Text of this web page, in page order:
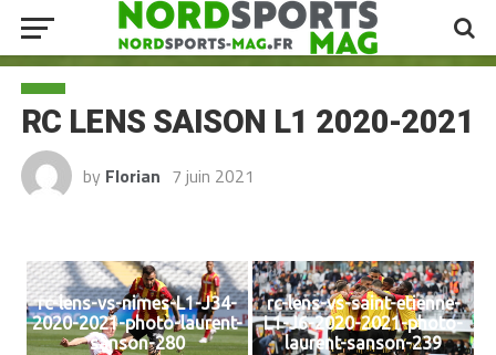
RC LENS SAISON L1 2020-2021
by Florian 7 juin 2021
rc-lens-vs-nimes-L1-J34-
2020-2021-photo-laurent-
sanson-280
rc-lens-vs-saint-etienne-
L1-J6-2020-2021-photo-
laurent-sanson-239